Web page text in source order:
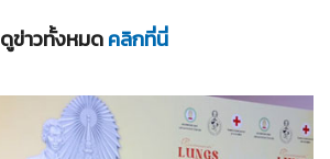
ดูข่าวทั้งหมดคลิกที่นี่